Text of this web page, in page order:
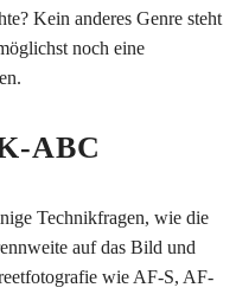
Kein anderes Genre steht
noch eine
ABC
Technikfragen, wie die
auf das Bild und
wie AF-S, AF-